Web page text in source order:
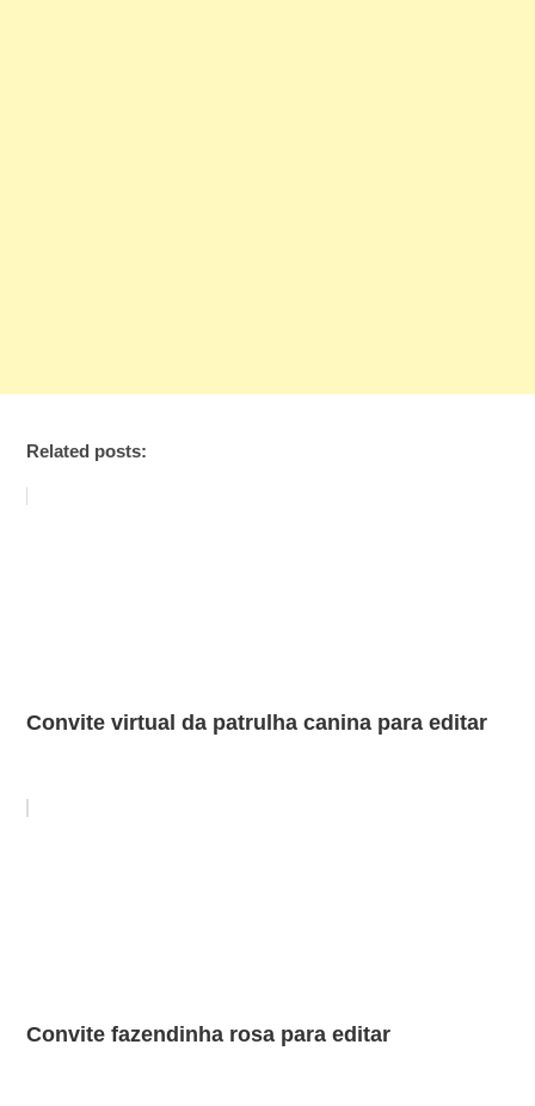
Related posts:
Convite virtual da patrulha canina para editar
Convite fazendinha rosa para editar